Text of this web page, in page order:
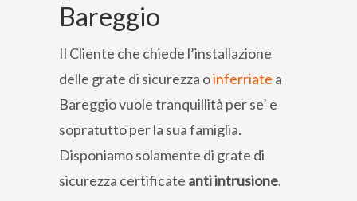
Bareggio
Il Cliente che chiede l’installazione
delle grate di sicurezza oinferriate a
Bareggio vuole tranquillità per se’ e
sopratutto per la sua famiglia.
Disponiamo solamente di grate di
sicurezza certificate anti intrusione.